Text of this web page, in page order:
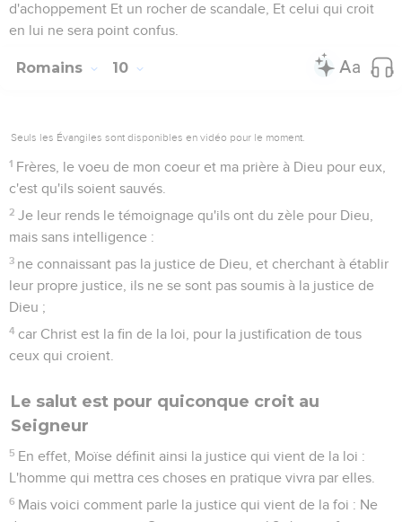
d'achoppement Et un rocher de scandale, Et celui qui croit
en lui ne sera point confus.
Romains 10
Seuls les Évangiles sont disponibles en vidéo pour le moment.
1 Frères, le voeu de mon coeur et ma prière à Dieu pour eux,
c'est qu'ils soient sauvés.
2 Je leur rends le témoignage qu'ils ont du zèle pour Dieu,
mais sans intelligence :
3 ne connaissant pas la justice de Dieu, et cherchant à établir
leur propre justice, ils ne se sont pas soumis à la justice de
Dieu ;
4 car Christ est la fin de la loi, pour la justification de tous
ceux qui croient.
Le salut est pour quiconque croit au
Seigneur
5 En effet, Moïse définit ainsi la justice qui vient de la loi :
L'homme qui mettra ces choses en pratique vivra par elles.
6 Mais voici comment parle la justice qui vient de la foi : Ne